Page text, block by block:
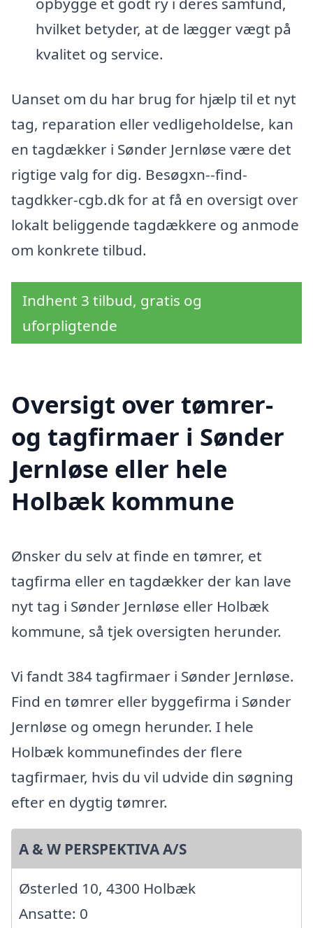
hvilket betyder, at de lægger vægt på
kvalitet og service.
Uanset om du har brug for hjælp til et nyt
tag, reparation eller vedligeholdelse, kan
en tagdækker i Sønder Jernløse være det
rigtige valg for dig. Besøgxn--find-
tagdkker-cgb.dk for at få en oversigt over
lokalt beliggende tagdækkere og anmode
om konkrete tilbud.
Indhent 3 tilbud, gratis og
uforpligtende
Oversigt over tømrer-
og tagfirmaer i Sønder
Jernløse eller hele
Holbæk kommune
Ønsker du selv at finde en tømrer, et
tagfirma eller en tagdækker der kan lave
nyt tag i Sønder Jernløse eller Holbæk
kommune, så tjek oversigten herunder.
Vi fandt 384 tagfirmaer i Sønder Jernløse.
Find en tømrer eller byggefirma i Sønder
Jernløse og omegn herunder. I hele
Holbæk kommunefindes der flere
tagfirmaer, hvis du vil udvide din søgning
efter en dygtig tømrer.
A & W PERSPEKTIVA A/S
Østerled 10, 4300 Holbæk
Ansatte: 0